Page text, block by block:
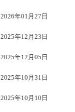
2026年01月27日
2025年12月23日
2025年12月05日
2025年10月31日
2025年10月10日